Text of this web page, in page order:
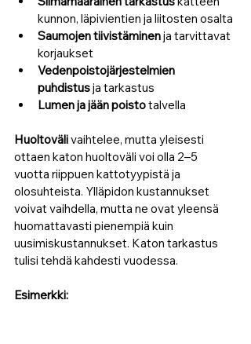
kunnon, läpivientien ja liitosten osalta
Saumojen tiivistäminen ja tarvittavat
korjaukset
Vedenpoistojärjestelmien
puhdistus ja tarkastus
Lumen ja jään poisto talvella
Huoltoväli vaihtelee, mutta yleisesti
ottaen katon huoltoväli voi olla 2–5
vuotta riippuen kattotyypistä ja
olosuhteista. Ylläpidon kustannukset
voivat vaihdella, mutta ne ovat yleensä
huomattavasti pienempiä kuin
uusimiskustannukset. Katon tarkastus
tulisi tehdä kahdesti vuodessa.
Esimerkki: